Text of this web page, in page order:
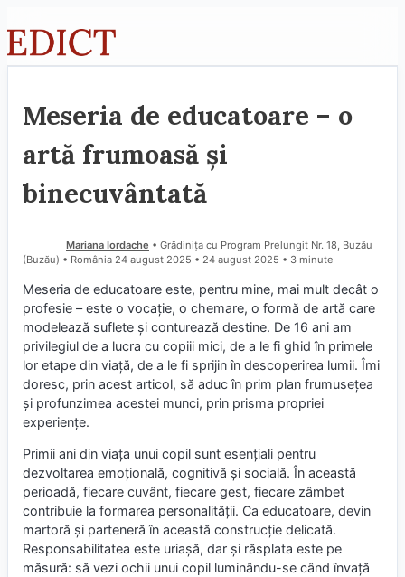
la
conținut
Meseria de educatoare – o
artă frumoasă și
binecuvântată
Mariana Iordache • Grădinița cu Program Prelungit Nr. 18, Buzău
(Buzău) • România 24 august 2025 24 august 2025 • 3 minute
Meseria de educatoare este, pentru mine, mai mult decât o
profesie – este o vocație, o chemare, o formă de artă care
modelează suflete și conturează destine. De 16 ani am
privilegiul de a lucra cu copiii mici, de a le fi ghid în primele
lor etape din viață, de a le fi sprijin în descoperirea lumii. Îmi
doresc, prin acest articol, să aduc în prim plan frumusețea
și profunzimea acestei munci, prin prisma propriei
experiențe.
Primii ani din viața unui copil sunt esențiali pentru
dezvoltarea emoțională, cognitivă și socială. În această
perioadă, fiecare cuvânt, fiecare gest, fiecare zâmbet
contribuie la formarea personalității. Ca educatoare, devin
martoră și parteneră în această construcție delicată.
Responsabilitatea este uriașă, dar și răsplata este pe
măsură: să vezi ochii unui copil luminându-se când învață